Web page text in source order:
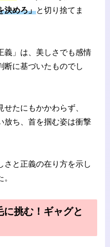
決めろ」と切り捨てま
義」は、美しさでも感情
断に基づいたものでし
たにもかかわらず、
放ち、首を掴む姿は衝撃
さと正義の在り方を示し
挑む！ギャグと